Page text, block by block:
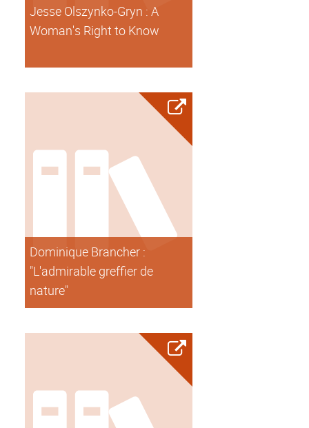
Jesse Olszynko-Gryn : A
Woman's Right to Know
Dominique Brancher :
"L'admirable greffier de
nature"